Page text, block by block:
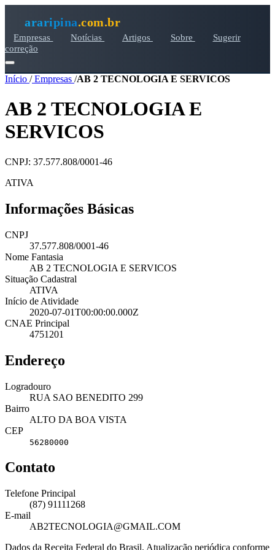
araripina.com.br
Empresas Notícias Artigos Sobre
Sugerir
correção
Início /Empresas /AB 2 TECNOLOGIA E SERVICOS
AB 2 TECNOLOGIA E
SERVICOS
CNPJ: 37.577.808/0001-46
ATIVA
Informações Básicas
CNPJ
37.577.808/0001-46
Nome Fantasia
AB 2 TECNOLOGIA E SERVICOS
Situação Cadastral
ATIVA
Início de Atividade
2020-07-01T00:00:00.000Z
CNAE Principal
4751201
Endereço
Logradouro
RUA SAO BENEDITO 299
Bairro
ALTO DA BOA VISTA
CEP
56280000
Contato
Telefone Principal
(87) 91111268
E-mail
AB2TECNOLOGIA@GMAIL.COM
Dados da Receita Federal do Brasil. Atualização periódica conforme